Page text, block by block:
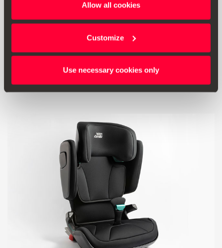
Allow all cookies
Customize
Use necessary cookies only
000019230N
Produkt ansehen